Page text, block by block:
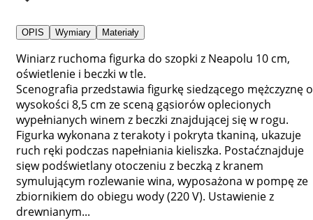
OPIS Wymiary Materiały
Winiarz ruchoma figurka do szopki z Neapolu 10 cm,
oświetlenie i beczki w tle.
Scenografia przedstawia figurkę siedzącego mężczyznę o
wysokości 8,5 cm ze sceną gąsiorów oplecionych
wypełnianych winem z beczki znajdującej się w rogu.
Figurka wykonana z terakoty i pokryta tkaniną, ukazuje
ruch ręki podczas napełniania kieliszka. Postaćznajduje
sięw podświetlany otoczeniu z beczką z kranem
symulującym rozlewanie wina, wyposażona w pompę ze
zbiornikiem do obiegu wody (220 V). Ustawienie z
drewnianym...